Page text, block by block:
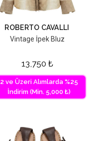
ROBERTO CAVALLI
Vintage İpek Bluz
13,750 ₺
2 ve Üzeri Alımlarda %25
İndirim (Min. 5,000 ₺)